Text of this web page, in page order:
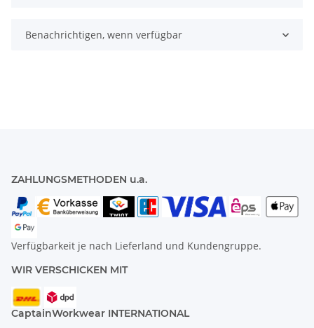
Benachrichtigen, wenn verfügbar
ZAHLUNGSMETHODEN u.a.
Verfügbarkeit je nach Lieferland und Kundengruppe.
WIR VERSCHICKEN MIT
CaptainWorkwear INTERNATIONAL